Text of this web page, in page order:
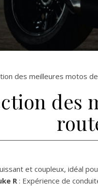
des meilleures motos
des
et coupleux, idéal
R: Expérience de